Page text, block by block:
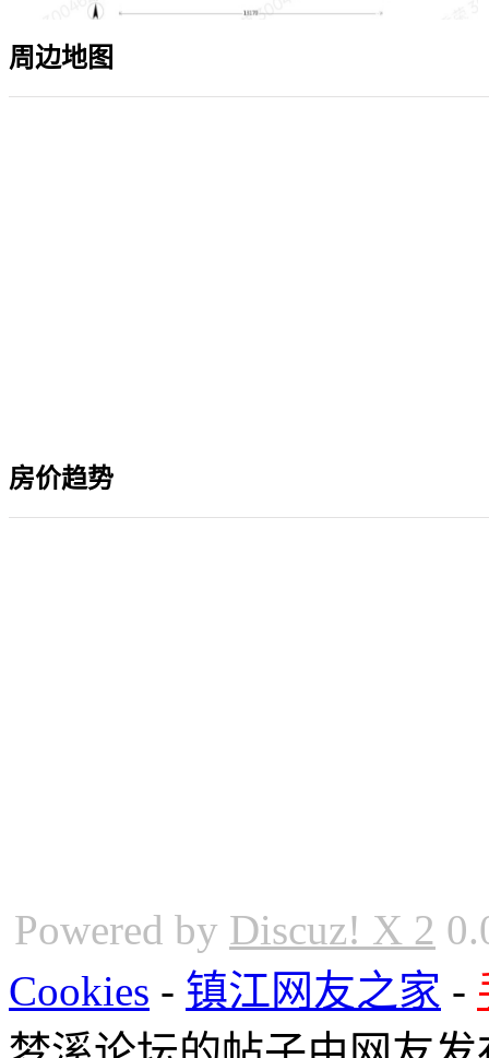
周边地图
房价趋势
Powered by Discuz! X 2
Cookies - 镇江网友之家 -